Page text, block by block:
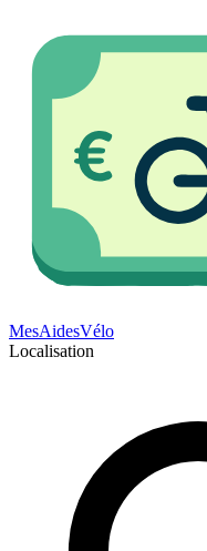
MesAidesVélo
Localisation